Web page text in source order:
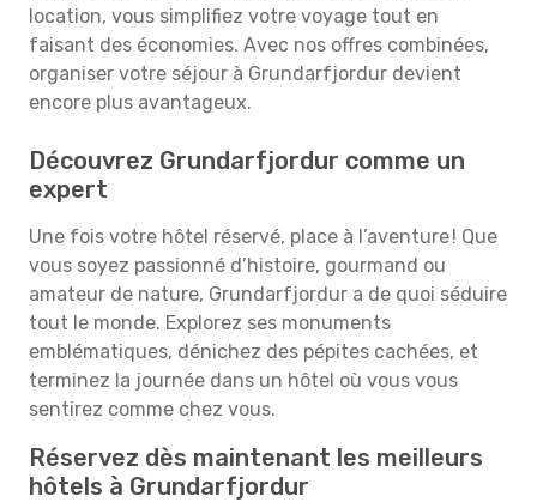
location, vous simplifiez votre voyage tout en
faisant des économies. Avec nos offres combinées,
organiser votre séjour à Grundarfjordur devient
encore plus avantageux.
Découvrez Grundarfjordur comme un
expert
Une fois votre hôtel réservé, place à l’aventure ! Que
vous soyez passionné d’histoire, gourmand ou
amateur de nature, Grundarfjordur a de quoi séduire
tout le monde. Explorez ses monuments
emblématiques, dénichez des pépites cachées, et
terminez la journée dans un hôtel où vous vous
sentirez comme chez vous.
Réservez dès maintenant les meilleurs
hôtels à Grundarfjordur